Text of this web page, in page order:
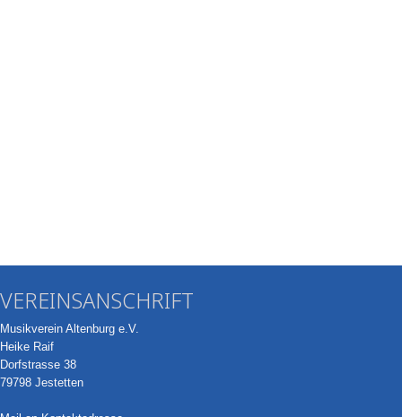
VEREINSANSCHRIFT
Musikverein Altenburg e.V.
Heike Raif
Dorfstrasse 38
79798 Jestetten